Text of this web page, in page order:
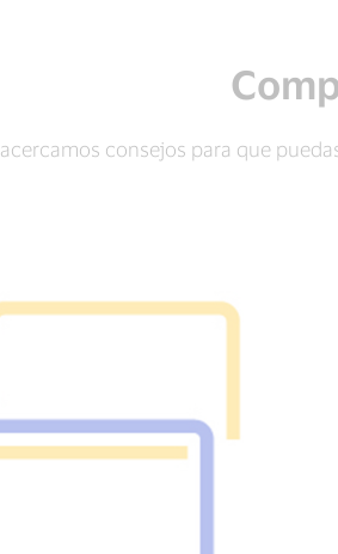
consejos para que